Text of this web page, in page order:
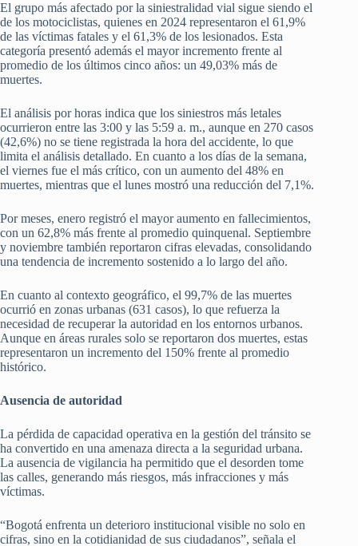
El grupo más afectado por la siniestralidad vial sigue siendo el
de los motociclistas, quienes en 2024 representaron el 61,9%
de las víctimas fatales y el 61,3% de los lesionados. Esta
categoría presentó además el mayor incremento frente al
promedio de los últimos cinco años: un 49,03% más de
muertes.
El análisis por horas indica que los siniestros más letales
ocurrieron entre las 3:00 y las 5:59 a. m., aunque en 270 casos
(42,6%) no se tiene registrada la hora del accidente, lo que
limita el análisis detallado. En cuanto a los días de la semana,
el viernes fue el más crítico, con un aumento del 48% en
muertes, mientras que el lunes mostró una reducción del 7,1%.
Por meses, enero registró el mayor aumento en fallecimientos,
con un 62,8% más frente al promedio quinquenal. Septiembre
y noviembre también reportaron cifras elevadas, consolidando
una tendencia de incremento sostenido a lo largo del año.
En cuanto al contexto geográfico, el 99,7% de las muertes
ocurrió en zonas urbanas (631 casos), lo que refuerza la
necesidad de recuperar la autoridad en los entornos urbanos.
Aunque en áreas rurales solo se reportaron dos muertes, estas
representaron un incremento del 150% frente al promedio
histórico.
Ausencia de autoridad
La pérdida de capacidad operativa en la gestión del tránsito se
ha convertido en una amenaza directa a la seguridad urbana.
La ausencia de vigilancia ha permitido que el desorden tome
las calles, generando más riesgos, más infracciones y más
víctimas.
“Bogotá enfrenta un deterioro institucional visible no solo en
cifras, sino en la cotidianidad de sus ciudadanos”, señala el